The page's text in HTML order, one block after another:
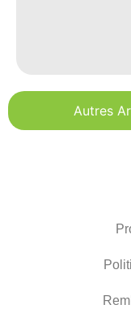
Autres